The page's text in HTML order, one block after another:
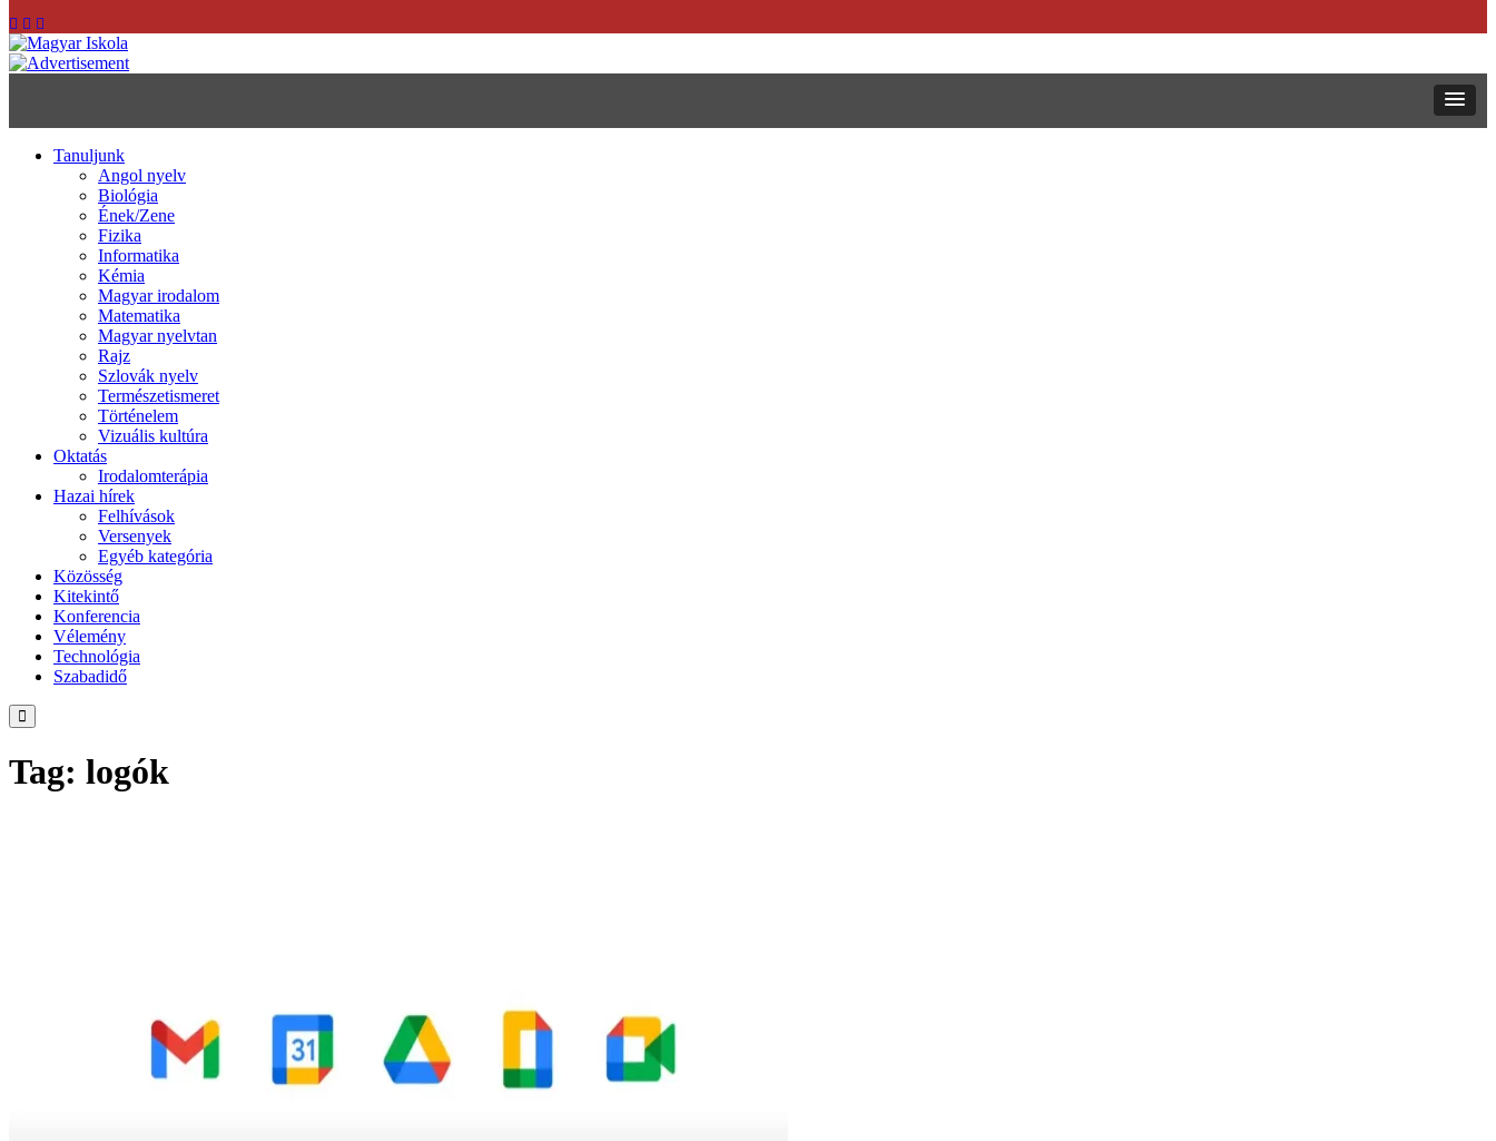
Tanuljunk
Angol nyelv
Biológia
Ének/Zene
Fizika
Informatika
Kémia
Magyar irodalom
Matematika
Magyar nyelvtan
Rajz
Szlovák nyelv
Természetismeret
Történelem
Vizuális kultúra
Oktatás
Irodalomterápia
Hazai hírek
Felhívások
Versenyek
Egyéb kategória
Közösség
Kitekintő
Konferencia
Vélemény
Technológia
Szabadidő
Tag: logók